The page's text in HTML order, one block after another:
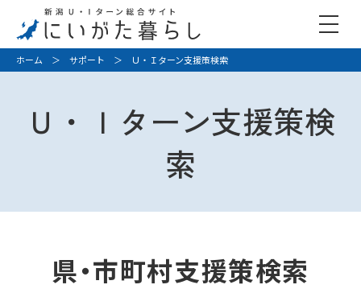
ホーム ＞ サポート ＞ Ｕ・Ｉターン支援策検索
Ｕ・Ｉターン支援策検
索
県・市町村支援策検索